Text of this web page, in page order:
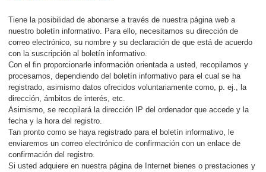
Tiene la posibilidad de abonarse a través de nuestra página web a
nuestro boletín informativo. Para ello, necesitamos su dirección de
correo electrónico, su nombre y su declaración de que está de acuerdo
con la suscripción al boletín informativo.
Con el fin proporcionarle información orientada a usted, recopilamos y
procesamos, dependiendo del boletín informativo para el cual se ha
registrado, asimismo datos ofrecidos voluntariamente como, p. ej., la
dirección, ámbitos de interés, etc.
Asimismo, se recopilará la dirección IP del ordenador que accede y la
fecha y la hora del registro.
Tan pronto como se haya registrado para el boletín informativo, le
enviaremos un correo electrónico de confirmación con un enlace de
confirmación del registro.
Si usted adquiere en nuestra página de Internet bienes o prestaciones y